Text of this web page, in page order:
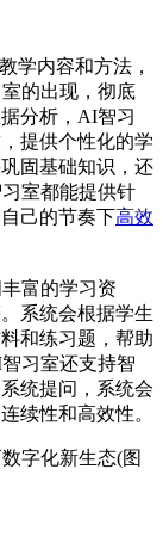
学内容和方法，
的出现，彻底
分析，AI智习
提供个性化的学
固基础知识，还
室都能提供针
己的节奏下高效
富的学习资
系统会根据学生
和练习题，帮助
习室还支持智
统提问，系统会
续性和高效性。